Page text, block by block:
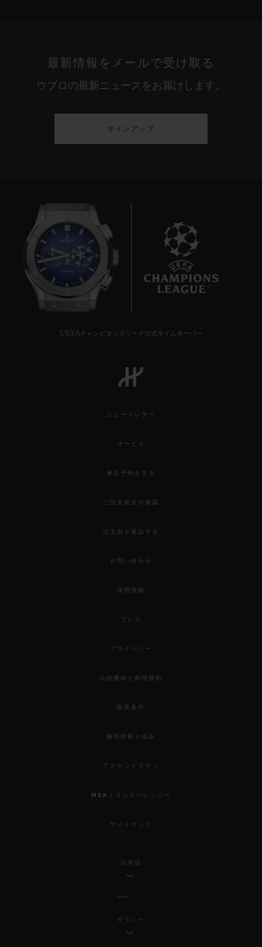
最新情報をメールで受け取る
ウブロの最新ニュースをお届けします。
サインアップ
UEFAチャンピオンズリーグ公式タイムキーパー
ニュースレター
サービス
来店予約をする
ご注文状況の確認
注文品を返品する
お問い合わせ
採用情報
プレス
プライバシー
法的通知と利用規約
販売条件
倫理的取り組み
アクセシビリティ
MSAトランスパレンシー
サイトマップ
日本語
ギリシャ